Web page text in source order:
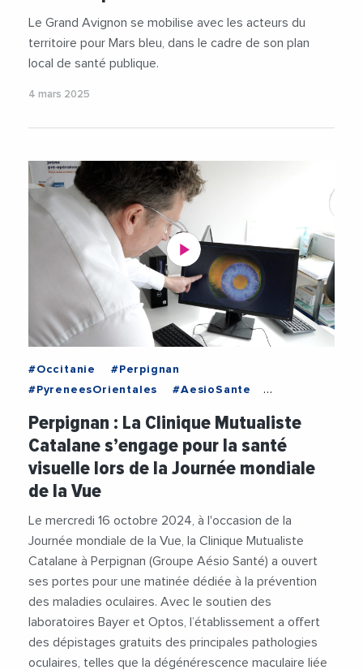
Le Grand Avignon se mobilise avec les acteurs du
territoire pour Mars bleu, dans le cadre de son plan
local de santé publique.
4 mars 2025
#Occitanie
#Perpignan
#PyreneesOrientales
#AesioSante
#Videos
Perpignan : La Clinique Mutualiste
Catalane s’engage pour la santé
visuelle lors de la Journée mondiale
de la Vue
Le mercredi 16 octobre 2024, à l'occasion de la
Journée mondiale de la Vue, la Clinique Mutualiste
Catalane à Perpignan (Groupe Aésio Santé) a ouvert
ses portes pour une matinée dédiée à la prévention
des maladies oculaires. Avec le soutien des
laboratoires Bayer et Optos, l’établissement a offert
des dépistages gratuits des principales pathologies
oculaires, telles que la dégénérescence maculaire liée